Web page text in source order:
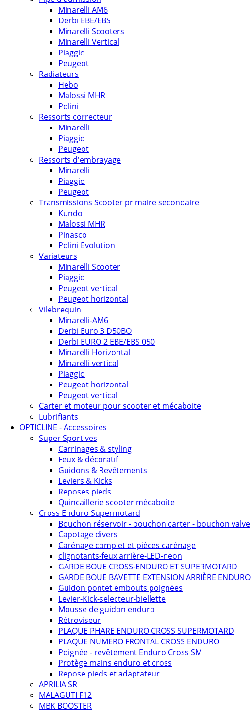
Minarelli AM6
Derbi EBE/EBS
Minarelli Scooters
Minarelli Vertical
Piaggio
Peugeot
Radiateurs
Hebo
Malossi MHR
Polini
Ressorts correcteur
Minarelli
Piaggio
Peugeot
Ressorts d'embrayage
Minarelli
Piaggio
Peugeot
Transmissions Scooter primaire secondaire
Kundo
Malossi MHR
Pinasco
Polini Evolution
Variateurs
Minarelli Scooter
Piaggio
Peugeot vertical
Peugeot horizontal
Vilebrequin
Minarelli-AM6
Derbi Euro 3 D50BO
Derbi EURO 2 EBE/EBS 050
Minarelli Horizontal
Minarelli vertical
Piaggio
Peugeot horizontal
Peugeot vertical
Carter et moteur pour scooter et mécaboite
Lubrifiants
OPTICLINE - Accessoires
Super Sportives
Carrinages & styling
Feux & décoratif
Guidons & Revêtements
Leviers & Kicks
Reposes pieds
Quincaillerie scooter mécaboîte
Cross Enduro Supermotard
Bouchon réservoir - bouchon carter - bouchon valve
Capotage divers
Carénage complet et pièces carénage
clignotants-feux arrière-LED-neon
GARDE BOUE CROSS-ENDURO ET SUPERMOTARD
GARDE BOUE BAVETTE EXTENSION ARRIÈRE ENDURO
Guidon pontet embouts poignées
Levier-Kick-selecteur-biellette
Mousse de guidon enduro
Rétroviseur
PLAQUE PHARE ENDURO CROSS SUPERMOTARD
PLAQUE NUMERO FRONTAL CROSS ENDURO
Poignée - revêtement Enduro Cross SM
Protège mains enduro et cross
Repose pieds et adaptateur
APRILIA SR
MALAGUTI F12
MBK BOOSTER